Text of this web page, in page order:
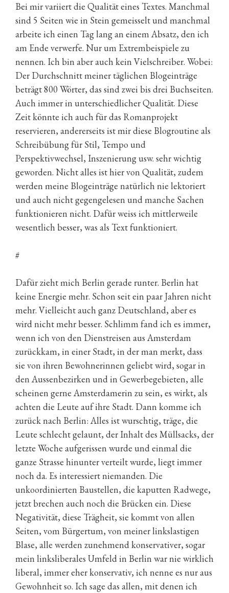
Bei mir variiert die Qualität eines Textes. Manchmal
sind 5 Seiten wie in Stein gemeisselt und manchmal
arbeite ich einen Tag lang an einem Absatz, den ich
am Ende verwerfe. Nur um Extrembeispiele zu
nennen. Ich bin aber auch kein Vielschreiber. Wobei:
Der Durchschnitt meiner täglichen Blogeinträge
beträgt 800 Wörter, das sind zwei bis drei Buchseiten.
Auch immer in unterschiedlicher Qualität. Diese
Zeit könnte ich auch für das Romanprojekt
reservieren, andererseits ist mir diese Blogroutine als
Schreibübung für Stil, Tempo und
Perspektivwechsel, Inszenierung usw. sehr wichtig
geworden. Nicht alles ist hier von Qualität, zudem
werden meine Blogeinträge natürlich nie lektoriert
und auch nicht gegengelesen und manche Sachen
funktionieren nicht. Dafür weiss ich mittlerweile
wesentlich besser, was als Text funktioniert.
#
Dafür zieht mich Berlin gerade runter. Berlin hat
keine Energie mehr. Schon seit ein paar Jahren nicht
mehr. Vielleicht auch ganz Deutschland, aber es
wird nicht mehr besser. Schlimm fand ich es immer,
wenn ich von den Dienstreisen aus Amsterdam
zurückkam, in einer Stadt, in der man merkt, dass
sie von ihren Bewohnerinnen geliebt wird, sogar in
den Aussenbezirken und in Gewerbegebieten, alle
scheinen gerne Amsterdamerin zu sein, es wirkt, als
achten die Leute auf ihre Stadt. Dann komme ich
zurück nach Berlin: Alles ist wurschtig, träge, die
Leute schlecht gelaunt, der Inhalt des Müllsacks, der
letzte Woche aufgerissen wurde und einmal die
ganze Strasse hinunter verteilt wurde, liegt immer
noch da. Es interessiert niemanden. Die
unkoordinierten Baustellen, die kaputten Radwege,
jetzt brechen auch noch die Brücken ein. Diese
Negativität, diese Trägheit, sie kommt von allen
Seiten, vom Bürgertum, von meiner linkslastigen
Blase, alle werden zunehmend konservativer, sogar
mein linksliberales Umfeld in Berlin war nie wirklich
liberal, immer eher konservativ, ich nenne es nur aus
Gewohnheit so. Ich sage das allen, mit denen ich